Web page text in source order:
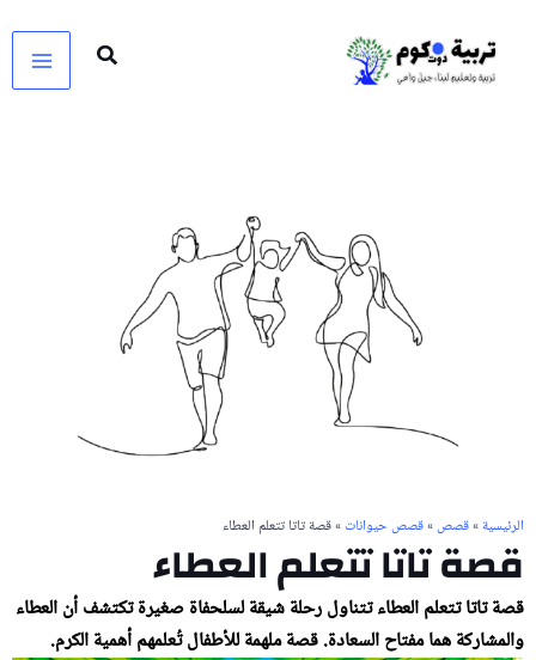
المحتوى
الرئيسية»قصص»قصص حيوانات» قصة تاتا تتعلم العطاء
قصة تاتا تتعلم العطاء
قصة تاتا تتعلم العطاء تتناول رحلة شيقة لسلحفاة صغيرة تكتشف أن العطاء
والمشاركة هما مفتاح السعادة. قصة ملهمة للأطفال تُعلمهم أهمية الكرم.